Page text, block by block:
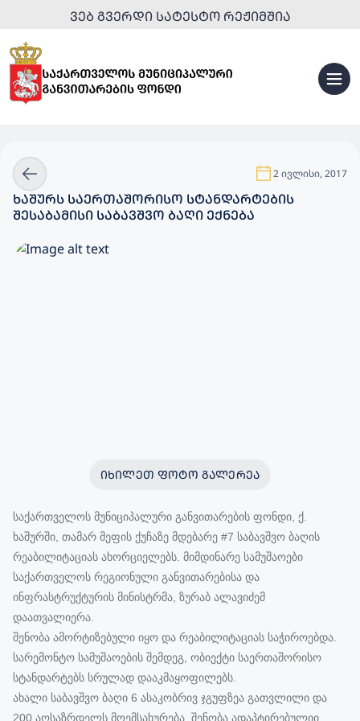
ᲕᲔᲑ ᲒᲕᲔᲠᲓᲘ ᲡᲐᲢᲔᲡᲢᲝ ᲠᲔᲟᲘᲛᲨᲘᲐ
2 ივლისი, 2017
ᲮᲐᲨᲣᲠᲡ ᲡᲐᲔᲠᲗᲐᲨᲝᲠᲘᲡᲝ ᲡᲢᲐᲜᲓᲐᲠᲢᲔᲑᲘᲡ
ᲨᲔᲡᲐᲑᲐᲛᲘᲡᲘ ᲡᲐᲑᲐᲕᲨᲕᲝ ᲑᲐᲦᲘ ᲔᲥᲜᲔᲑᲐ
ᲘᲮᲘᲚᲔᲗ ᲤᲝᲢᲝ ᲒᲐᲚᲔᲠᲔᲐ
საქართველოს მუნიციპალური განვითარების ფონდი, ქ.
ხაშურში, თამარ მეფის ქუჩაზე მდებარე #7 საბავშვო ბაღის
რეაბილიტაციას ახორციელებს. მიმდინარე სამუშაოები
საქართველოს რეგიონული განვითარებისა და
ინფრასტრუქტურის მინისტრმა, ზურაბ ალავიძემ
დაათვალიერა.
შენობა ამორტიზებული იყო და რეაბილიტაციას საჭიროებდა.
სარემონტო სამუშაოების შემდეგ, ობიექტი საერთაშორისო
სტანდარტებს სრულად დააკმაყოფილებს.
ახალი საბავშვო ბაღი 6 ასაკობრივ ჯგუფზეა გათვლილი და
200 აღსაზრდელს მოემსახურება. შენობა ადაპტირებულიი